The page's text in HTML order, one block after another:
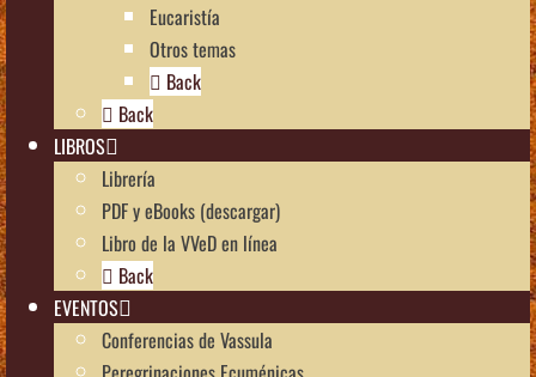
Eucaristía
Otros temas
Back
Back
LIBROS
Librería
PDF y eBooks (descargar)
Libro de la VVeD en línea
Back
EVENTOS
Conferencias de Vassula